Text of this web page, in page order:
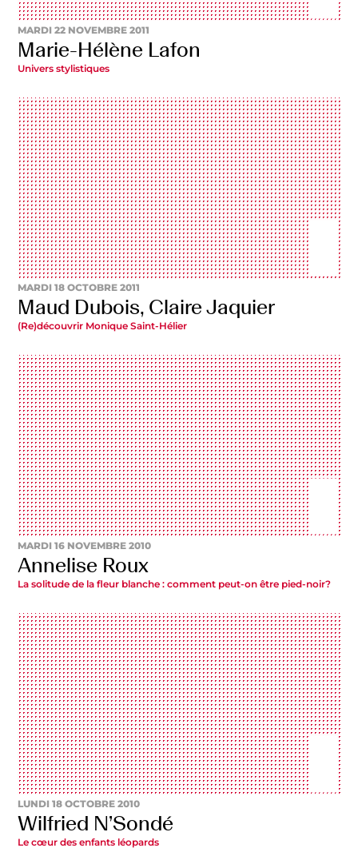
MARDI 22 NOVEMBRE 2011
Marie-Hélène Lafon
Univers stylistiques
MARDI 18 OCTOBRE 2011
Maud Dubois, Claire Jaquier
(Re)découvrir Monique Saint-Hélier
MARDI 16 NOVEMBRE 2010
Annelise Roux
La solitude de la fleur blanche : comment peut-on être pied-noir?
LUNDI 18 OCTOBRE 2010
Wilfried N’Sondé
Le cœur des enfants léopards